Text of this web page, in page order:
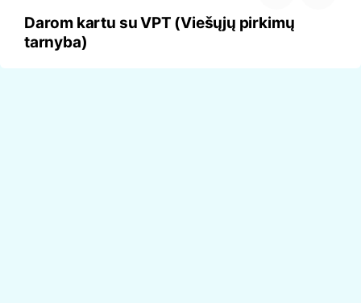
Darom kartu su VPT (Viešųjų pirkimų
tarnyba)